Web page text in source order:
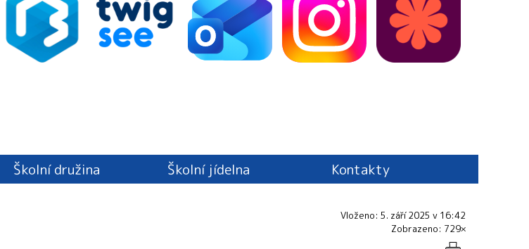
Školní družina Školní jídelna Kontakty
Vloženo: 5. září 2025 v 16:42
Zobrazeno: 729×